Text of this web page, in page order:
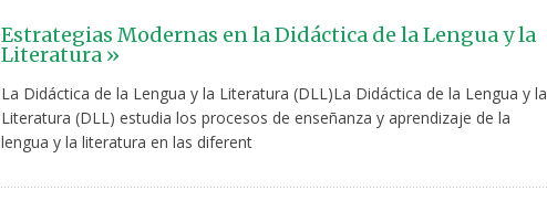
Estrategias Modernas en la Didáctica de la Lengua y la
Literatura »
La Didáctica de la Lengua y la Literatura (DLL)La Didáctica de la Lengua y la
Literatura (DLL) estudia los procesos de enseñanza y aprendizaje de la
lengua y la literatura en las diferent